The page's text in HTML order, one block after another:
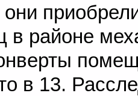
они
в районе
в 13.